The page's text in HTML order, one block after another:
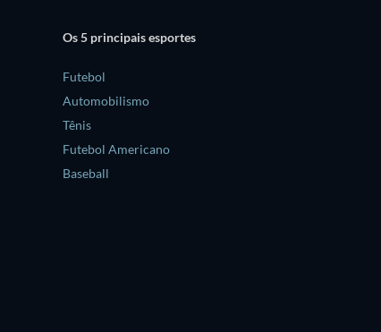
Os 5 principais esportes
Futebol
Automobilismo
Tênis
Futebol Americano
Baseball